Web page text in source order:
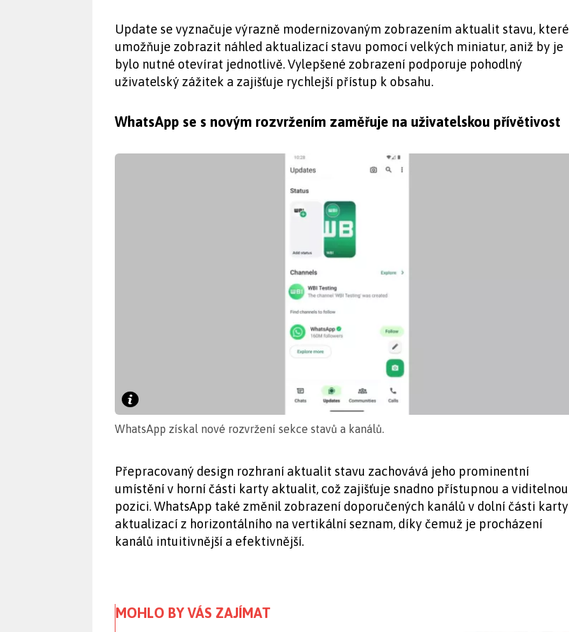
Update se vyznačuje výrazně modernizovaným zobrazením aktualit stavu, které
umožňuje zobrazit náhled aktualizací stavu pomocí velkých miniatur, aniž by je
bylo nutné otevírat jednotlivě. Vylepšené zobrazení podporuje pohodlný
uživatelský zážitek a zajišťuje rychlejší přístup k obsahu.
WhatsApp se s novým rozvržením zaměřuje na uživatelskou přívětivost
WhatsApp získal nové rozvržení sekce stavů a kanálů.
Přepracovaný design rozhraní aktualit stavu zachovává jeho prominentní
umístění v horní části karty aktualit, což zajišťuje snadno přístupnou a viditelnou
pozici. WhatsApp také změnil zobrazení doporučených kanálů v dolní části karty
aktualizací z horizontálního na vertikální seznam, díky čemuž je procházení
kanálů intuitivnější a efektivnější.
MOHLO BY VÁS ZAJÍMAT